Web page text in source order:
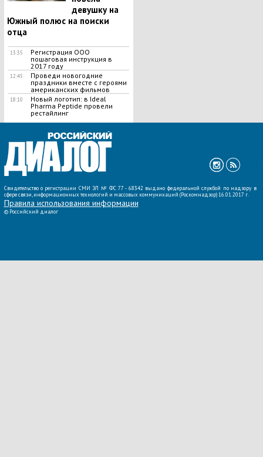
девушку на
Южный полюс на поиски
отца
13:35
Регистрация ООО
пошаговая инструкция в
2017 году
12:45
Проведи новогодние
праздники вместе с героями
американских фильмов
18:10
Новый логотип: в Ideal
Pharma Peptide провели
рестайлинг
Свидетельство о регистрации СМИ ЭЛ № ФС 77 - 68342 выдано федеральной службой по надзору в
сфере связи, информационных технологий и массовых коммуникаций (Роскомнадзор) 16.01.2017 г.
Правила использования информации
© Российский диалог